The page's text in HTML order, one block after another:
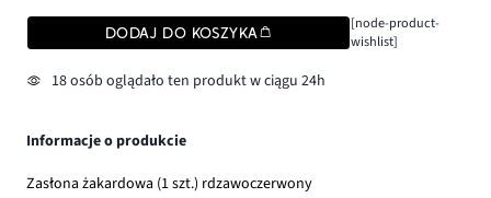
DODAJ DO KOSZYKA
[node-product-
wishlist]
18 osób oglądało ten produkt w ciągu 24h
Informacje o produkcie
Zasłona żakardowa (1 szt.) rdzawoczerwony